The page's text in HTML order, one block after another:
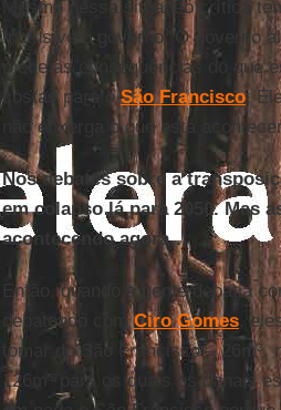
Mesmo nessa situação crítica
Inclusive o governo. O governo
mede as consequências do que
costas para oSão Francisco.
não enxerga o que está
Nos debates sobre a
em colapso lá para 2050. Mas
acontecendo agora…
Então, quando a gente debatia
debatendo comCiro Gomes,
tomar do São Francisco –
126m³ para os quais os canais